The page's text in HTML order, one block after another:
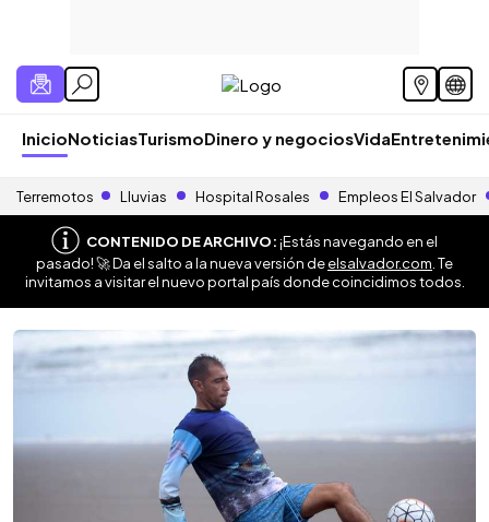
InicioNoticiasTurismoDinero y negociosVida
Terremotos Lluvias Hospital Rosales Empleos El Salvador
CONTENIDO DE ARCHIVO:¡Estás navegando en el
pasado! 🚀 Da el salto a la nueva versión deelsalvador.com . Te
invitamos a visitar el nuevo portal país donde coincidimos todos.